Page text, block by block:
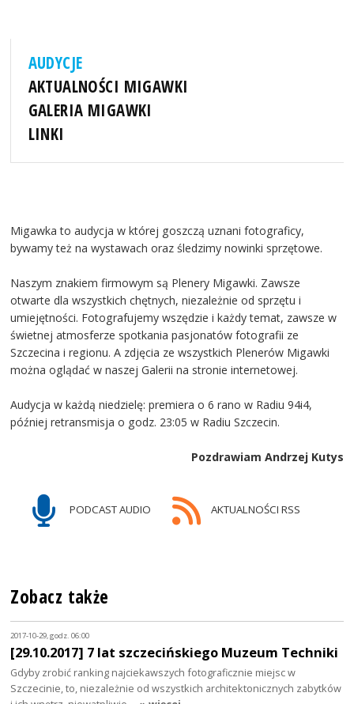
AUDYCJE
AKTUALNOŚCI MIGAWKI
GALERIA MIGAWKI
LINKI
Migawka to audycja w której goszczą uznani fotograficy,
bywamy też na wystawach oraz śledzimy nowinki sprzętowe.
Naszym znakiem firmowym są Plenery Migawki. Zawsze
otwarte dla wszystkich chętnych, niezależnie od sprzętu i
umiejętności. Fotografujemy wszędzie i każdy temat, zawsze w
świetnej atmosferze spotkania pasjonatów fotografii ze
Szczecina i regionu. A zdjęcia ze wszystkich Plenerów Migawki
można oglądać w naszej Galerii na stronie internetowej.
Audycja w każdą niedzielę: premiera o 6 rano w Radiu 94i4,
później retransmisja o godz. 23:05 w Radiu Szczecin.
Pozdrawiam Andrzej Kutys
PODCAST AUDIO AKTUALNOŚCI RSS
Zobacz także
2017-10-29, godz. 06:00
[29.10.2017] 7 lat szczecińskiego Muzeum Techniki
Gdyby zrobić ranking najciekawszych fotograficznie miejsc w
Szczecinie, to, niezależnie od wszystkich architektonicznych zabytków